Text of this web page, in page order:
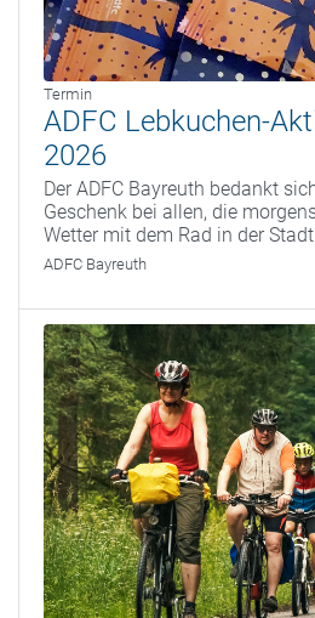
Termin
ADFC Lebkuchen-
2026
Der ADFC Bayreuth bedankt
Geschenk bei allen, die
Wetter mit dem Rad in der
ADFC Bayreuth